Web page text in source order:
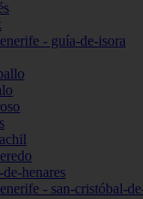
- guía-de-isora
henares
- san-cristóbal-